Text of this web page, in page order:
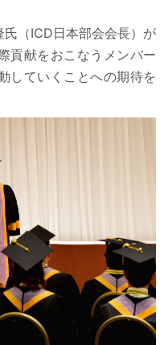
（ICD日本部会会長）が
貢献をおこなうメンバー
していくことへの期待を
士
士
医師連盟
3 4 5